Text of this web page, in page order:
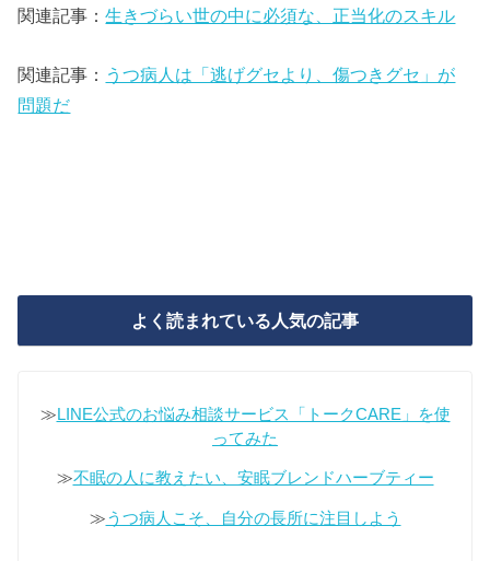
関連記事：生きづらい世の中に必須な、正当化のスキル
関連記事： うつ病人は「逃げグセより、傷つきグセ」が
問題だ
よく読まれている人気の記事
≫LINE公式のお悩み相談サービス「トークCARE」を使
ってみた
≫不眠の人に教えたい、安眠ブレンドハーブティー
≫うつ病人こそ、自分の長所に注目しよう